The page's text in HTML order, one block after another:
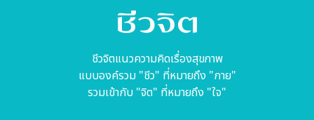
ชีวจิตแนวความคิดเรื่องสุขภาพ
แบบองค์รวม "ชีว" ที่หมายถึง "กาย"
รวมเข้ากับ "จิต" ที่หมายถึง "ใจ"